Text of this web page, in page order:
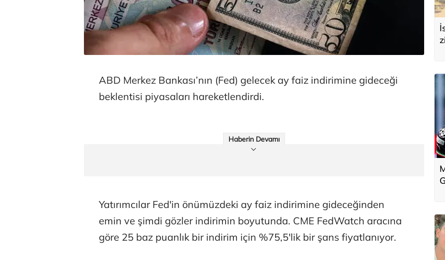
ABD Merkez Bankası’nın (Fed) gelecek ay faiz indirimine gideceği
beklentisi piyasaları hareketlendirdi.
Haberin Devamı
Yatırımcılar Fed'in önümüzdeki ay faiz indirimine gideceğinden
emin ve şimdi gözler indirimin boyutunda. CME FedWatch aracına
göre 25 baz puanlık bir indirim için %75,5'lik bir şans fiyatlanıyor.